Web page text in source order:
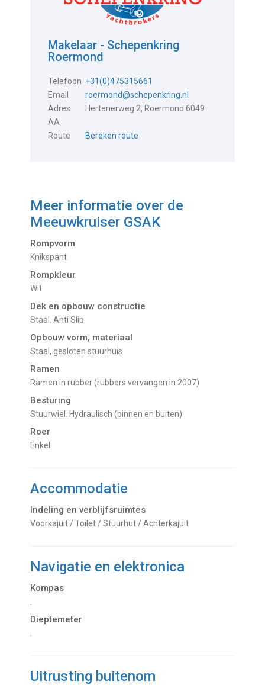
Makelaar - Schepenkring
Roermond
Telefoon +31(0)475315661
Email
roermond@schepenkring.nl
Adres
Hertenerweg 2, Roermond 6049
AA
Route
Bereken route
Meer informatie over de
Meeuwkruiser GSAK
Rompvorm
Knikspant
Rompkleur
Wit
Dek en opbouw constructie
Staal. Anti Slip
Opbouw vorm, materiaal
Staal, gesloten stuurhuis
Ramen
Ramen in rubber (rubbers vervangen in 2007)
Besturing
Stuurwiel. Hydraulisch (binnen en buiten)
Roer
Enkel
Accommodatie
Indeling en verblijfsruimtes
Voorkajuit / Toilet / Stuurhut / Achterkajuit
Navigatie en elektronica
Kompas
Dieptemeter
Uitrusting buitenom